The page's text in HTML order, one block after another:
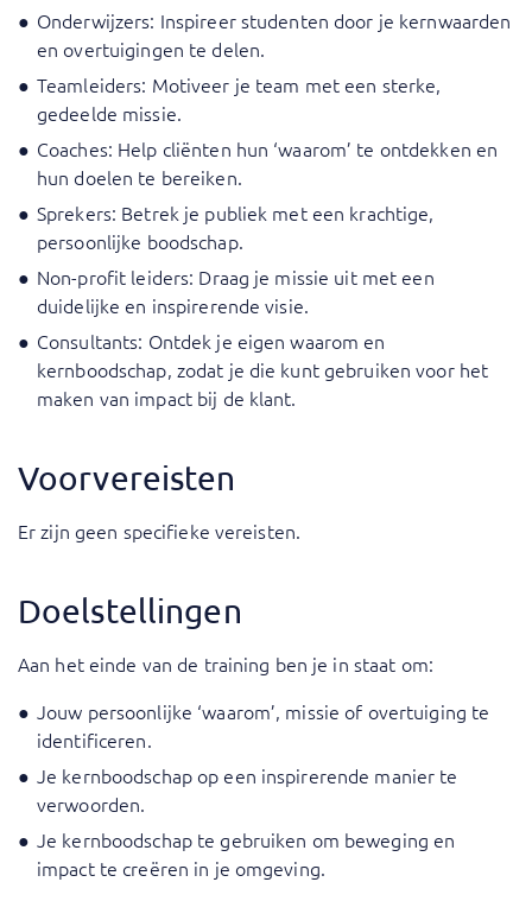
Onderwijzers: Inspireer studenten door je kernwaarden
en overtuigingen te delen.
Teamleiders: Motiveer je team met een sterke,
gedeelde missie.
Coaches: Help cliënten hun ‘waarom’ te ontdekken en
hun doelen te bereiken.
Sprekers: Betrek je publiek met een krachtige,
persoonlijke boodschap.
Non-profit leiders: Draag je missie uit met een
duidelijke en inspirerende visie.
Consultants: Ontdek je eigen waarom en
kernboodschap, zodat je die kunt gebruiken voor het
maken van impact bij de klant.
Voorvereisten
Er zijn geen specifieke vereisten.
Doelstellingen
Aan het einde van de training ben je in staat om:
Jouw persoonlijke ‘waarom’, missie of overtuiging te
identificeren.
Je kernboodschap op een inspirerende manier te
verwoorden.
Je kernboodschap te gebruiken om beweging en
impact te creëren in je omgeving.